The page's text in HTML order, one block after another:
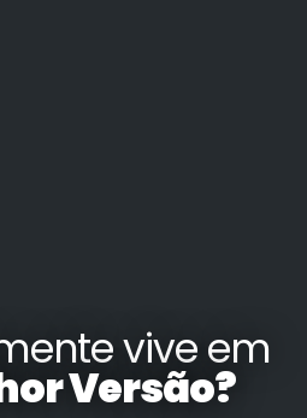
vive em
Versão?